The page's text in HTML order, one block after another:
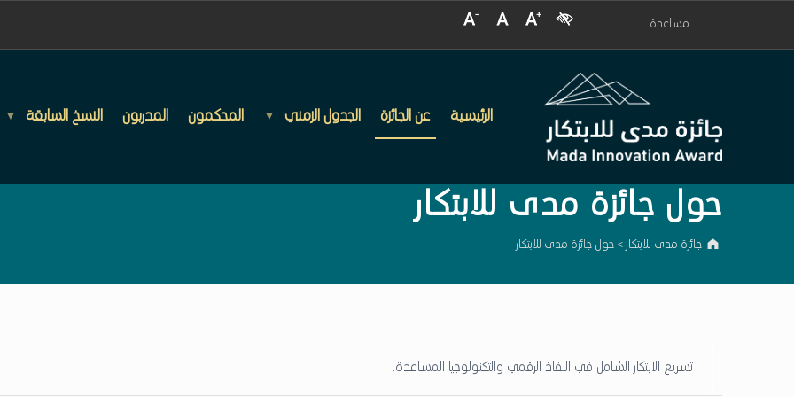
الرئيسية عن الجائزة الجدول الزمني المحكمون المدربون النسخ السابقة
مساعدة
Visual Impairment
Increase Font Size
Normal Font Size
Decrease Font Size
حول جائزة مدى للابتكار
جائزة مدى للابتكار >حول جائزة مدى للابتكار
تسريع الابتكار الشامل في النفاذ الرقمي والتكنولوجيا المساعدة.